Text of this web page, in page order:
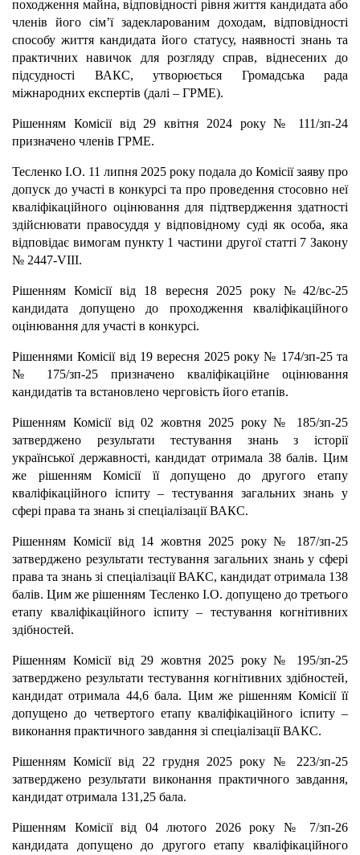
походження майна, відповідності рівня життя кандидата або
членів його сім’ї задекларованим доходам, відповідності
способу життя кандидата його статусу, наявності знань та
практичних навичок для розгляду справ, віднесених до
підсудності ВАКС, утворюється Громадська рада
міжнародних експертів (далі – ГРМЕ).
Рішенням Комісії від 29 квітня 2024 року № 111/зп-24
призначено членів ГРМЕ.
Тесленко І.О. 11 липня 2025 року подала до Комісії заяву про
допуск до участі в конкурсі та про проведення стосовно неї
кваліфікаційного оцінювання для підтвердження здатності
здійснювати правосуддя у відповідному суді як особа, яка
відповідає вимогам пункту 1 частини другої статті 7 Закону
№ 2447-VІІІ.
Рішенням Комісії від 18 вересня 2025 року № 42/вс-25
кандидата допущено до проходження кваліфікаційного
оцінювання для участі в конкурсі.
Рішеннями Комісії від 19 вересня 2025 року № 174/зп-25 та
№ 175/зп-25 призначено кваліфікаційне оцінювання
кандидатів та встановлено черговість його етапів.
Рішенням Комісії від 02 жовтня 2025 року № 185/зп-25
затверджено результати тестування знань з історії
української державності, кандидат отримала 38 балів. Цим
же рішенням Комісії її допущено до другого етапу
кваліфікаційного іспиту – тестування загальних знань у
сфері права та знань зі спеціалізації ВАКС.
Рішенням Комісії від 14 жовтня 2025 року № 187/зп-25
затверджено результати тестування загальних знань у сфері
права та знань зі спеціалізації ВАКС, кандидат отримала 138
балів. Цим же рішенням Тесленко І.О. допущено до третього
етапу кваліфікаційного іспиту – тестування когнітивних
здібностей.
Рішенням Комісії від 29 жовтня 2025 року № 195/зп-25
затверджено результати тестування когнітивних здібностей,
кандидат отримала 44,6 бала. Цим же рішенням Комісії її
допущено до четвертого етапу кваліфікаційного іспиту –
виконання практичного завдання зі спеціалізації ВАКС.
Рішенням Комісії від 22 грудня 2025 року № 223/зп-25
затверджено результати виконання практичного завдання,
кандидат отримала 131,25 бала.
Рішенням Комісії від 04 лютого 2026 року № 7/зп-26
кандидата допущено до другого етапу кваліфікаційного